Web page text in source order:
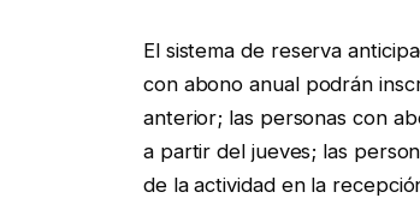
El sistema de reserva
con abono anual podrán
anterior; las personas con
a partir del jueves; las
de la actividad en la